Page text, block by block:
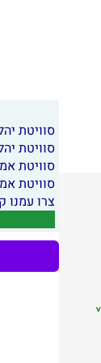
סוויטת
סוויטת
סוויטת
סוויטת
צרו עמנו